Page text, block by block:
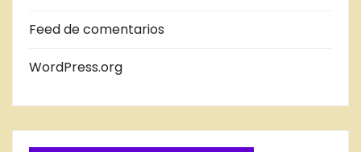
B
O
G
Feed de comentarios
WordPress.org